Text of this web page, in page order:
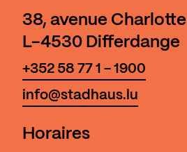
38, avenue Charlotte
L-4530 Differdange
+352 58 77 1 - 1900
info@stadhaus.lu
Horaires